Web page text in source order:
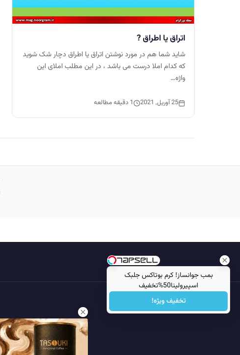
بمب جوانساز! کرم بوتاکس جلبک
اسپیرولینا50%تخفیف
تخفیف ویژه!
اتراق یا اطراق ?
شاید شما هم در مورد نوشتن اتراق یا اطراق دچار شک شوید
که کدام املا درست می باشد ، در این مطلب املای این
واژه…
25 آوریل, 2021 1 دقیقه مطالعه